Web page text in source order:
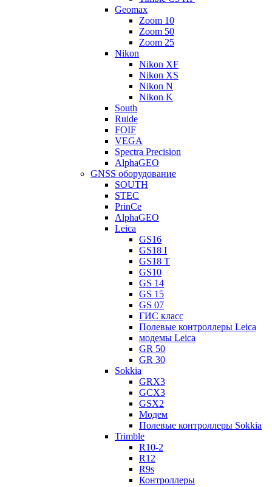
Geomax
Zoom 10
Zoom 50
Zoom 25
Nikon
Nikon XF
Nikon XS
Nikon N
Nikon K
South
Ruide
FOIF
VEGA
Spectra Precision
AlphaGEO
GNSS оборудование
SOUTH
STEC
PrinCe
AlphaGEO
Leica
GS16
GS18 I
GS18 T
GS10
GS 14
GS 15
GS 07
ГИС класс
Полевые контроллеры Leica
модемы Leica
GR 50
GR 30
Sokkia
GRX3
GCX3
GSX2
Модем
Полевые контроллеры Sokkia
Trimble
R10-2
R12
R9s
Контроллеры